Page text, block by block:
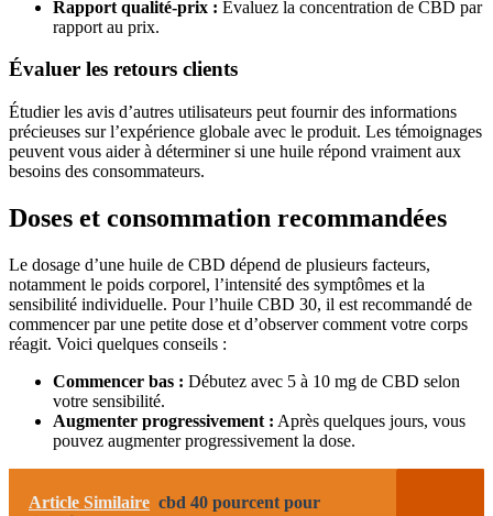
Rapport qualité-prix : Évaluez la concentration de CBD par
rapport au prix.
Évaluer les retours clients
Étudier les avis d’autres utilisateurs peut fournir des informations
précieuses sur l’expérience globale avec le produit. Les témoignages
peuvent vous aider à déterminer si une huile répond vraiment aux
besoins des consommateurs.
Doses et consommation recommandées
Le dosage d’une huile de CBD dépend de plusieurs facteurs,
notamment le poids corporel, l’intensité des symptômes et la
sensibilité individuelle. Pour l’huile CBD 30, il est recommandé de
commencer par une petite dose et d’observer comment votre corps
réagit. Voici quelques conseils :
Commencer bas : Débutez avec 5 à 10 mg de CBD selon
votre sensibilité.
Augmenter progressivement : Après quelques jours, vous
pouvez augmenter progressivement la dose.
Article Similaire cbd 40 pourcent pour